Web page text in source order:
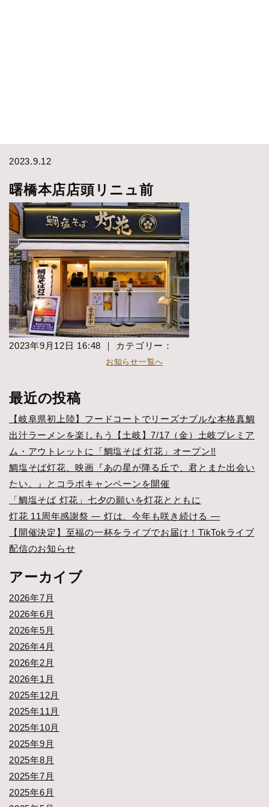
2023.9.12
曙橋本店店頭リニュ前
2023年9月12日 16:48 ｜ カテゴリー：
お知らせ一覧へ
最近の投稿
【岐阜県初上陸】フードコートでリーズナブルな本格真鯛
出汁ラーメンを楽しもう【土岐】7/17（金）土岐プレミア
ム・アウトレットに「鯛塩そば 灯花」オープン!!
鯛塩そば灯花、映画『あの星が降る丘で、君とまた出会い
たい。』とコラボキャンペーンを開催
「鯛塩そば 灯花」七夕の願いを灯花とともに
灯花 11周年感謝祭 ― 灯は、今年も咲き続ける ―
【開催決定】至福の一杯をライブでお届け！TikTokライブ
配信のお知らせ
アーカイブ
2026年7月
2026年6月
2026年5月
2026年4月
2026年2月
2026年1月
2025年12月
2025年11月
2025年10月
2025年9月
2025年8月
2025年7月
2025年6月